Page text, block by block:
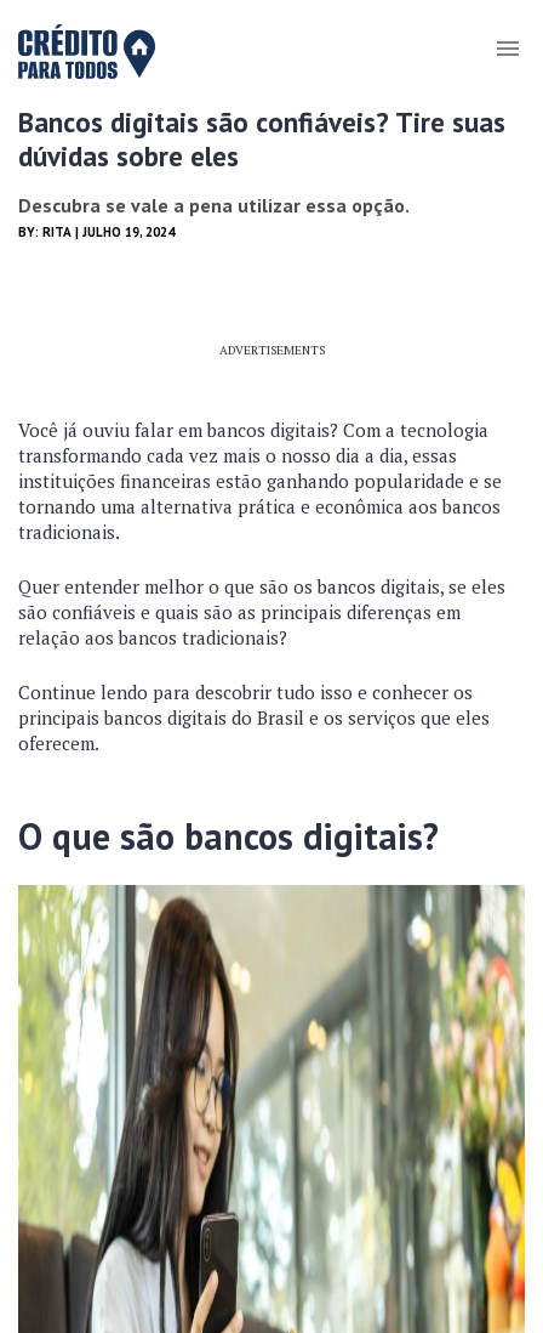
Bancos digitais são confiáveis? Tire suas
dúvidas sobre eles
Descubra se vale a pena utilizar essa opção.
BY: RITA | JULHO 19, 2024
ADVERTISEMENTS
Você já ouviu falar em bancos digitais? Com a tecnologia
transformando cada vez mais o nosso dia a dia, essas
instituições financeiras estão ganhando popularidade e se
tornando uma alternativa prática e econômica aos bancos
tradicionais.
Quer entender melhor o que são os bancos digitais, se eles
são confiáveis e quais são as principais diferenças em
relação aos bancos tradicionais?
Continue lendo para descobrir tudo isso e conhecer os
principais bancos digitais do Brasil e os serviços que eles
oferecem.
O que são bancos digitais?